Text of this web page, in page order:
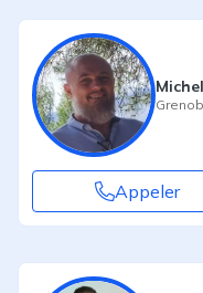
Appeler